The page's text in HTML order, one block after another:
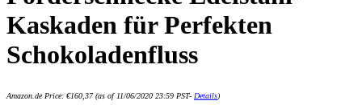
Kaskaden für Perfekten
Schokoladenfluss
Amazon.de Price: €160,37(as of 11/06/2020 23:59 PST- Details)